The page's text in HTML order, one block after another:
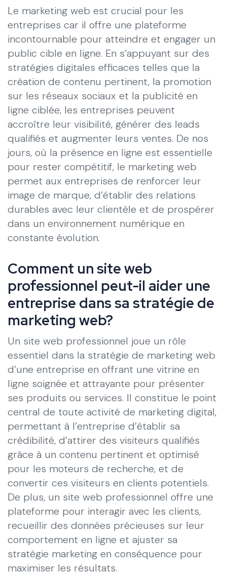
Le marketing web est crucial pour les
entreprises car il offre une plateforme
incontournable pour atteindre et engager un
public cible en ligne. En s’appuyant sur des
stratégies digitales efficaces telles que la
création de contenu pertinent, la promotion
sur les réseaux sociaux et la publicité en
ligne ciblée, les entreprises peuvent
accroître leur visibilité, générer des leads
qualifiés et augmenter leurs ventes. De nos
jours, où la présence en ligne est essentielle
pour rester compétitif, le marketing web
permet aux entreprises de renforcer leur
image de marque, d’établir des relations
durables avec leur clientèle et de prospérer
dans un environnement numérique en
constante évolution.
Comment un site web
professionnel peut-il aider une
entreprise dans sa stratégie de
marketing web?
Un site web professionnel joue un rôle
essentiel dans la stratégie de marketing web
d’une entreprise en offrant une vitrine en
ligne soignée et attrayante pour présenter
ses produits ou services. Il constitue le point
central de toute activité de marketing digital,
permettant à l’entreprise d’établir sa
crédibilité, d’attirer des visiteurs qualifiés
grâce à un contenu pertinent et optimisé
pour les moteurs de recherche, et de
convertir ces visiteurs en clients potentiels.
De plus, un site web professionnel offre une
plateforme pour interagir avec les clients,
recueillir des données précieuses sur leur
comportement en ligne et ajuster sa
stratégie marketing en conséquence pour
maximiser les résultats.